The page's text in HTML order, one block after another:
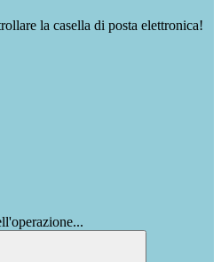
la casella di posta elettronica!